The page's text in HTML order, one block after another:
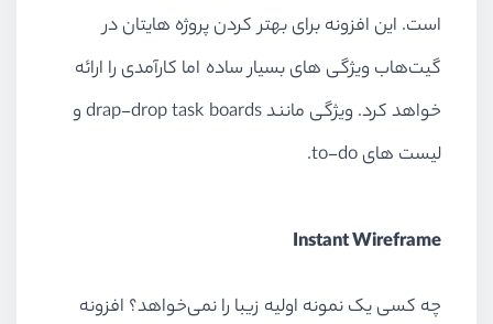
است. این افزونه برای بهتر کردن پروژه هایتان در
گیت‌هاب ویژگی های بسیار ساده اما کارآمدی را ارائه
خواهد کرد. ویژگی مانند drap-drop task boards و
لیست های to-do.
Instant Wireframe
چه کسی یک نمونه اولیه زیبا را نمی‌خواهد؟ افزونه